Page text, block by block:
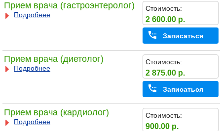
Прием врача (гастроэнтеролог)
Подробнее
Стоимость:
2 600.00 р.
Записаться
Прием врача (диетолог)
Подробнее
Стоимость:
2 875.00 р.
Записаться
Прием врача (кардиолог)
Подробнее
Стоимость:
900.00 р.